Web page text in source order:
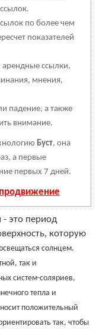
по более чем
показателей
ссылки,
мнения,
падение, а также
внимание.
Буст, она
а первые
первых 7 дней.
продвижение
- это период
которую
солнцем.
так и
систем-соляриев,
тепла и
положительный
так, чтобы